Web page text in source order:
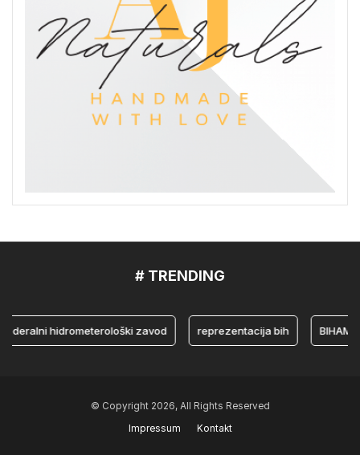
# TRENDING
hidrometerološki zavod reprezentacija bih BIHAMK
© Copyright 2026, All Rights Reserved
Impressum
Kontakt